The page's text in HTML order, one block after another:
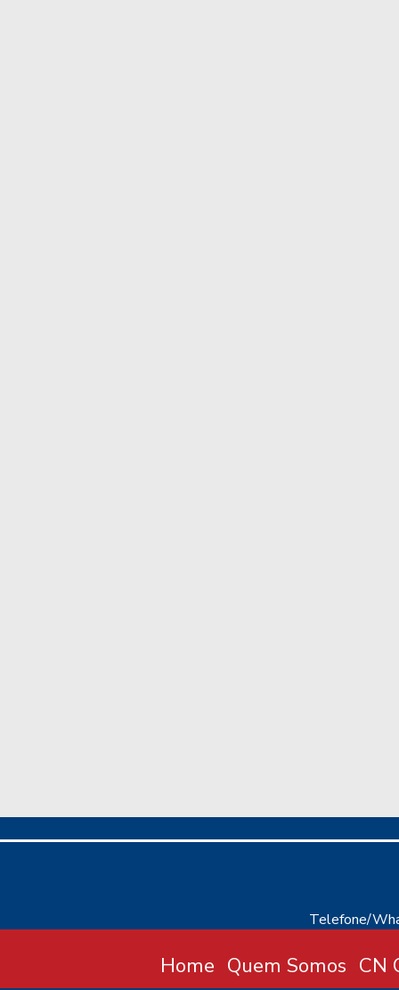
Telefone/
Home Quem Somos CN